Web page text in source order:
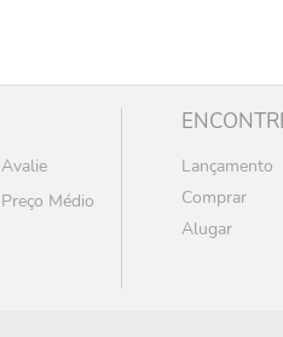
Avalie
Preço Médio
Lançamento
Comprar
Alugar